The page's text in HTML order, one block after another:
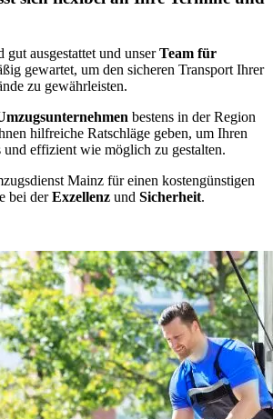
gut ausgestattet und unserTeam für
gewartet, um den sicheren Transport Ihrer
zu gewährleisten.
bestens in der Region
hilfreiche Ratschläge geben, um Ihren
effizient wie möglich zu gestalten.
Mainz für einen kostengünstigen
bei derExzellenz und Sicherheit.